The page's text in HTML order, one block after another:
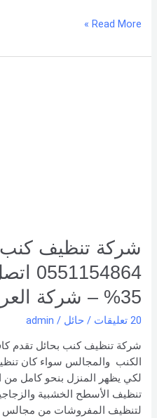
Read More »
شركة تنظيف كنب
35% – شركة العربي
20 تعليقات / حائل /
admin
شركة تنظيف كنب بحائل تقدم
الكنب والمجالس سواء كان
لكي يظهر المنزل بنحو كامل من
تنظيف الأسطح الخشبية
لتنظيف المفروشات من
35% –
شركة العربي